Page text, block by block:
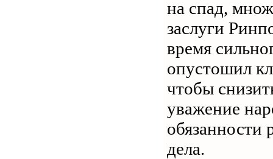
на спад,
заслуги
время
опустошил
чтобы
уважение
обязанности
дела.